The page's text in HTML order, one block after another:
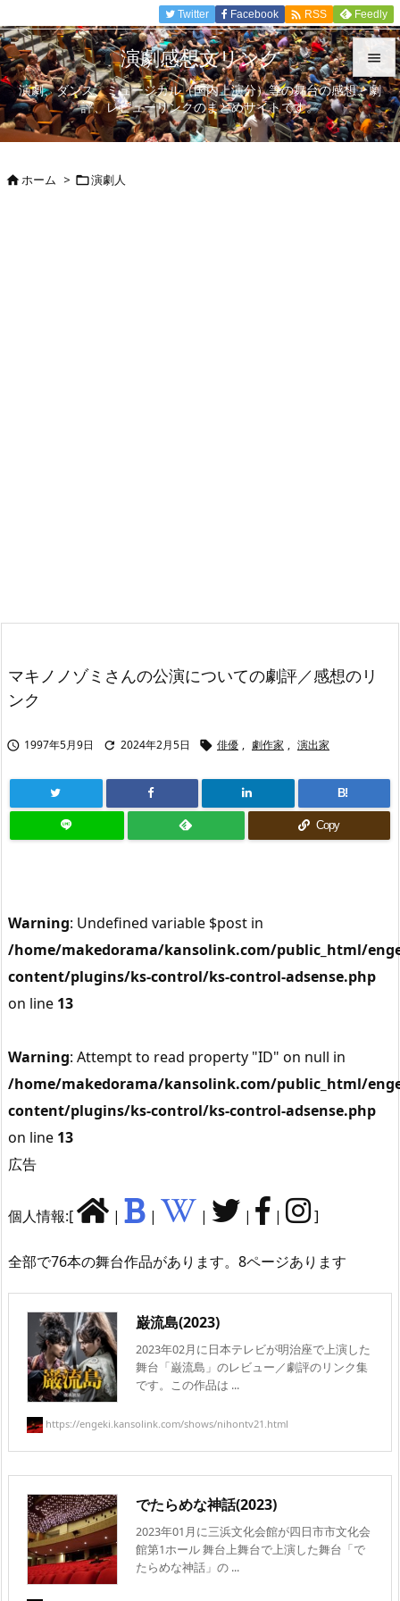


メニュ

Twitter Facebook  RSS Feedly
演劇感想文リンク
演劇、ダンス、ミュージカル（国内上演分）等の舞台の感想、劇
評、レビューリンクのまとめサイトです。
ホーム > 演劇人
マキノノゾミさんの公演についての劇評／感想のリ
ンク
 1997年5月9日  2024年2月5日  俳優 , 劇作家 , 演出家
B!
Copy
Warning: Undefined variable $post in
/home/makedorama/kansolink.com/public_html/
content/plugins/ks-control/ks-control-adsense.php
on line 13
Warning: Attempt to read property "ID" on null in
/home/makedorama/kansolink.com/public_html/
content/plugins/ks-control/ks-control-adsense.php
on line 13
広告
個人情報:[ | | | | | ]
全部で76本の舞台作品があります。8ページあります
巌流島(2023)
2023年02月に日本テレビが明治座で上演した
舞台「巌流島」のレビュー／劇評のリンク集
です。この作品は ...
https://engeki.kansolink.com/shows/nihontv21.html
でたらめな神話(2023)
2023年01月に三浜文化会館が四日市市文化会
館第1ホール 舞台上舞台で上演した舞台「で
たらめな神話」の ...